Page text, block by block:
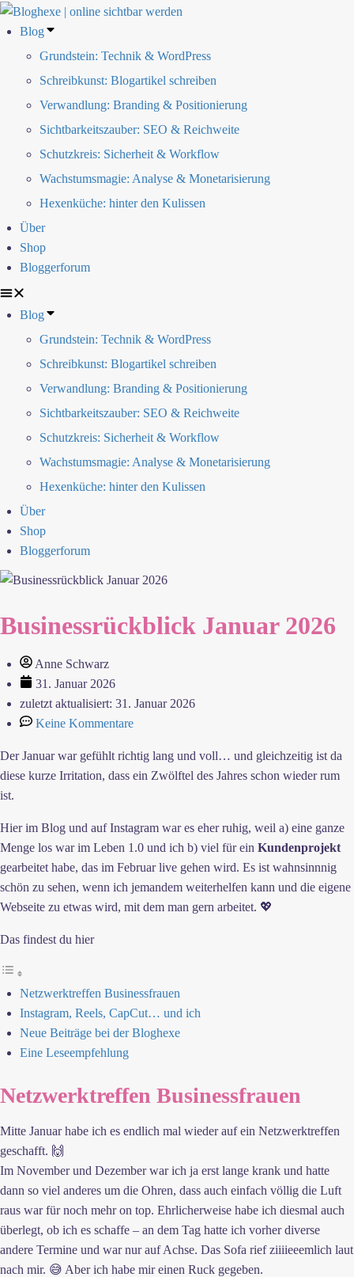
Blog
Grundstein: Technik & WordPress
Schreibkunst: Blogartikel schreiben
Verwandlung: Branding & Positionierung
Sichtbarkeitszauber: SEO & Reichweite
Schutzkreis: Sicherheit & Workflow
Wachstumsmagie: Analyse & Monetarisierung
Hexenküche: hinter den Kulissen
Über
Shop
Bloggerforum
Blog
Grundstein: Technik & WordPress
Schreibkunst: Blogartikel schreiben
Verwandlung: Branding & Positionierung
Sichtbarkeitszauber: SEO & Reichweite
Schutzkreis: Sicherheit & Workflow
Wachstumsmagie: Analyse & Monetarisierung
Hexenküche: hinter den Kulissen
Über
Shop
Bloggerforum
Businessrückblick Januar 2026
Anne Schwarz
31. Januar 2026
zuletzt aktualisiert: 31. Januar 2026
Keine Kommentare
Der Januar war gefühlt richtig lang und voll… und gleichzeitig ist da
diese kurze Irritation, dass ein Zwölftel des Jahres schon wieder rum
ist.
Hier im Blog und auf Instagram war es eher ruhig, weil a) eine ganze
Menge los war im Leben 1.0 und ich b) viel für ein Kundenprojekt
gearbeitet habe, das im Februar live gehen wird. Es ist wahnsinnnig
schön zu sehen, wenn ich jemandem weiterhelfen kann und die eigene
Webseite zu etwas wird, mit dem man gern arbeitet. 💖
Das findest du hier
Netzwerktreffen Businessfrauen
Instagram, Reels, CapCut… und ich
Neue Beiträge bei der Bloghexe
Eine Leseempfehlung
Netzwerktreffen Businessfrauen
Mitte Januar habe ich es endlich mal wieder auf ein Netzwerktreffen
geschafft. 🙌
Im November und Dezember war ich ja erst lange krank und hatte
dann so viel anderes um die Ohren, dass auch einfach völlig die Luft
raus war für noch mehr on top. Ehrlicherweise habe ich diesmal auch
überlegt, ob ich es schaffe – an dem Tag hatte ich vorher diverse
andere Termine und war nur auf Achse. Das Sofa rief ziiiieeemlich laut
nach mir. 😅 Aber ich habe mir einen Ruck gegeben.